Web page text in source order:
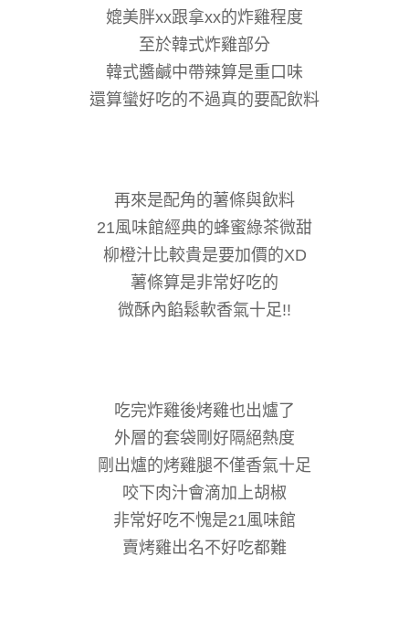
媲美胖xx跟拿xx的炸雞程度
至於韓式炸雞部分
韓式醬鹹中帶辣算是重口味
還算蠻好吃的不過真的要配飲料
再來是配角的薯條與飲料
21風味館經典的蜂蜜綠茶微甜
柳橙汁比較貴是要加價的XD
薯條算是非常好吃的
微酥內餡鬆軟香氣十足!!
吃完炸雞後烤雞也出爐了
外層的套袋剛好隔絕熱度
剛出爐的烤雞腿不僅香氣十足
咬下肉汁會滴加上胡椒
非常好吃不愧是21風味館
賣烤雞出名不好吃都難